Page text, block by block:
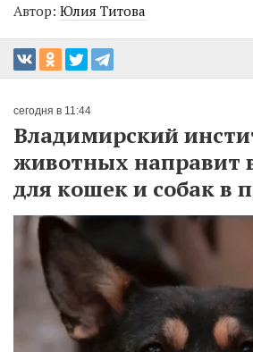
Автор: Юлия Титова
сегодня в 11:44
Владимирский
животных направит
для кошек и собак в